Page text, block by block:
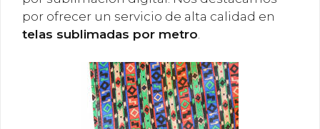
por ofrecer un servicio de alta calidad en
telas sublimadas por metro.